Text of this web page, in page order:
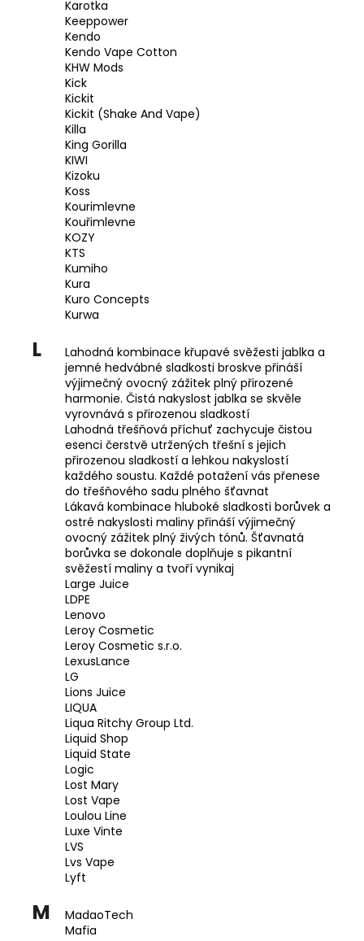
Karotka
Keeppower
Kendo
Kendo Vape Cotton
KHW Mods
Kick
Kickit
Kickit (Shake And Vape)
Killa
King Gorilla
KIWI
Kizoku
Koss
Kourimlevne
Kouřimlevne
KOZY
KTS
Kumiho
Kura
Kuro Concepts
Kurwa
L
Lahodná kombinace křupavé svěžesti jablka a
jemné hedvábné sladkosti broskve přináší
výjimečný ovocný zážitek plný přirozené
harmonie. Čistá nakyslost jablka se skvěle
vyrovnává s přirozenou sladkostí
Lahodná třešňová příchuť zachycuje čistou
esenci čerstvě utržených třešní s jejich
přirozenou sladkostí a lehkou nakyslostí
každého soustu. Každé potažení vás přenese
do třešňového sadu plného šťavnat
Lákavá kombinace hluboké sladkosti borůvek a
ostré nakyslosti maliny přináší výjimečný
ovocný zážitek plný živých tónů. Šťavnatá
borůvka se dokonale doplňuje s pikantní
svěžestí maliny a tvoří vynikaj
Large Juice
LDPE
Lenovo
Leroy Cosmetic
Leroy Cosmetic s.r.o.
LexusLance
LG
Lions Juice
LIQUA
Liqua Ritchy Group Ltd.
Liquid Shop
Liquid State
Logic
Lost Mary
Lost Vape
Loulou Line
Luxe Vinte
LVS
Lvs Vape
Lyft
M
MadaoTech
Mafia